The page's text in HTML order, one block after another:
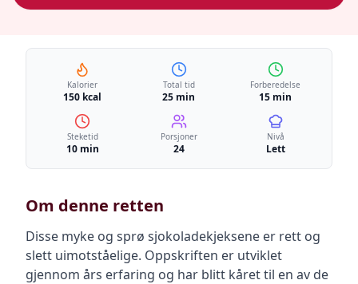
Kalorier
150 kcal
Total tid
25 min
Forberedelse
15 min
Steketid
10 min
Porsjoner
24
Nivå
Lett
Om denne retten
Disse myke og sprø sjokoladekjeksene er rett og
slett uimotståelige. Oppskriften er utviklet
gjennom års erfaring og har blitt kåret til en av de